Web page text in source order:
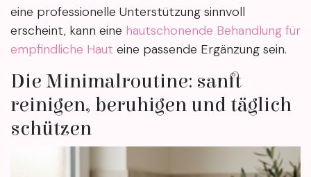
eine professionelle Unterstützung sinnvoll
erscheint, kann eine hautschonende Behandlung für
empfindliche Haut eine passende Ergänzung sein.
Die Minimalroutine: sanft
reinigen, beruhigen und täglich
schützen